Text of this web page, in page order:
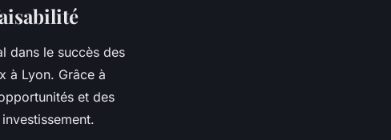
dans le succès des
à Lyon. Grâce à
et des